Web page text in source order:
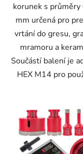
korunek s průměry
mm určená pro
vrtání do gresu,
mramoru a
Součástí balení je
HEX M14 pro